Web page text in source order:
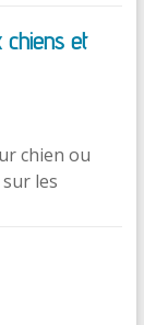
chiens et
chien ou
les